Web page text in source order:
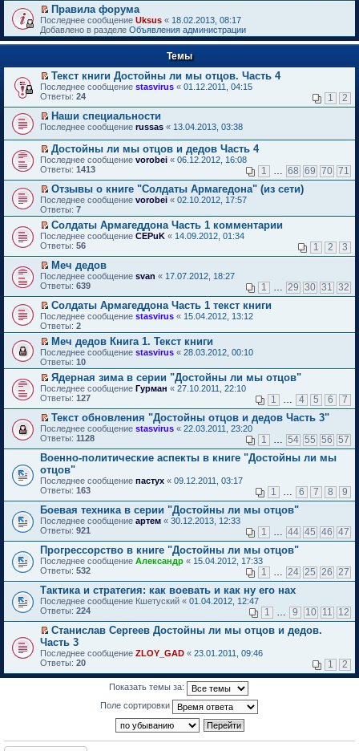
й
т
и
к
п
в
о
м
у
н
е
п
р
о
ч
и
т
а
н
н
о
м
у
с
о
о
б
щ
е
н
и
ю
П
е
р
е
т
и
к
п
р
в
о
м
у
н
е
п
р
о
ч
и
т
а
н
н
о
м
у
с
о
о
б
щ
е
н
и
ю
Правила форума
Последнее сообщение Uksus « 18.02.2013, 08:17
Добавлено в разделе Объявления администрации
Темы
П
е
е
й
т
и
к
п
е
р
в
о
м
у
н
е
п
р
о
ч
и
т
а
н
н
о
м
у
с
о
о
б
щ
е
и
ю
Текст книги Достойны ли мы отцов. Часть 4
Последнее сообщение stasvirus « 01.12.2011, 04:15
Ответы: 24 1 2
П
р
е
й
т
и
к
п
е
р
в
о
м
у
н
е
п
р
о
ч
и
т
а
н
н
о
м
у
с
о
б
щ
е
н
и
ю
Наши специальности
Последнее сообщение russas « 13.04.2013, 03:38
П
е
е
й
т
и
к
п
е
в
о
м
у
н
е
п
р
о
ч
и
т
а
н
н
о
м
у
с
о
щ
е
н
и
ю
Достойны ли мы отцов и дедов Часть 4
Последнее сообщение vorobei « 06.12.2012, 16:08
Ответы: 1413 1 68 69 70 71
П
е
р
е
й
т
и
п
е
в
о
м
у
н
е
п
р
о
ч
и
т
н
н
о
м
у
с
о
о
б
щ
е
н
и
ю
Отзывы о книге "Солдаты Армагедона" (из сети)
Последнее сообщение vorobei « 02.10.2012, 17:57
Ответы: 7
П
е
е
й
т
и
к
п
е
р
в
о
м
у
н
е
п
р
о
ч
и
а
н
н
о
м
у
с
о
о
б
щ
е
н
и
ю
Солдаты Армагеддона Часть 1 комментарии
Последнее сообщение CEPuK « 14.09.2012, 01:34
Ответы: 56 1 2 3
П
е
е
й
т
и
п
е
р
в
о
м
у
н
е
п
р
о
ч
и
т
а
н
н
о
м
у
с
о
о
б
щ
е
н
и
ю
Меч дедов
Последнее сообщение svan « 17.07.2012, 18:27
Ответы: 639 1 29 30 31 32
П
е
р
е
й
т
и
к
п
е
р
о
м
у
н
е
п
р
о
ч
и
т
а
н
н
о
м
у
с
о
о
б
щ
е
н
и
Солдаты Армагеддона Часть 1 текст книги
Последнее сообщение stasvirus « 15.04.2012, 13:12
Ответы: 2
П
е
р
е
й
т
и
к
п
е
в
м
у
н
е
п
р
о
ч
и
т
а
н
н
о
м
у
с
о
о
б
щ
е
Меч дедов Книга 1. Текст книги
Последнее сообщение stasvirus « 28.03.2012, 00:10
Ответы: 10
П
е
е
т
и
п
е
р
в
о
м
у
н
е
п
р
о
и
т
а
н
н
о
м
у
с
о
ю
Ядерная зима в серии "Достойны ли мы отцов"
Последнее сообщение Гурман « 27.10.2011, 22:10
Ответы: 127 1 4 5 6 7
П
е
е
й
т
и
к
п
е
р
в
о
м
у
н
е
п
р
о
и
а
н
н
о
щ
Текст обновления "Достойны отцов и дедов Часть 3"
Последнее сообщение stasvirus « 22.03.2011, 23:20
Ответы: 1128 1 54 55 56 57
Военно-политические аспекты в книге "Достойны ли мы
отцов"
Последнее сообщение пастух « 09.12.2011, 03:17
Ответы: 163 1 6 7 8 9
Боевая техника в серии "Достойны ли мы отцов"
Последнее сообщение артем « 30.12.2013, 12:33
Ответы: 921 1 44 45 46 47
Прогрессорство в книге "Достойны ли мы отцов"
Последнее сообщение Александр « 15.04.2012, 17:33
Ответы: 532 1 24 25 26 27
Тактика и стратегия: как воевать и как ну его нах
Последнее сообщение Кшетуский « 01.04.2012, 12:47
Ответы: 224 1 9 10 11 12
П
е
р
е
й
в
Станислав Сергеев Достойны ли мы отцов и дедов.
Часть 3
Последнее сообщение ZLOY_GAD « 23.01.2011, 09:46
Ответы: 20 1 2
Показать темы за:
Поле сортировки